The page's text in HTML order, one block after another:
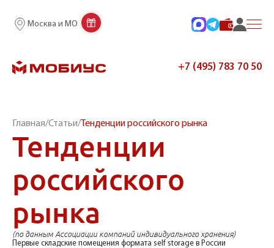
Москва и МО
+7 (495) 783 70 50
Главная/Статьи/ Тенденции российского рынка
Тенденции
российского
рынка
(по данным Ассоциации компаний индивидуального хранения)
Первые складские помещения формата self storage в России